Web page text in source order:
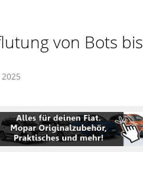
von Bots bis